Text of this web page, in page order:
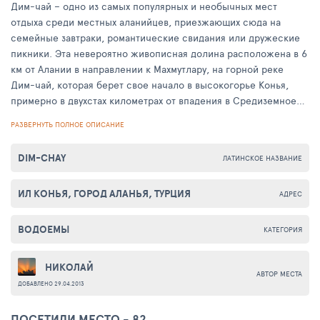
Дим-чай – одно из самых популярных и необычных мест
отдыха среди местных аланийцев, приезжающих сюда на
семейные завтраки, романтические свидания или дружеские
пикники. Эта невероятно живописная долина расположена в 6
км от Алании в направлении к Махмутлару, на горной реке
Дим-чай, которая берет свое начало в высокогорье Конья,
примерно в двухстах километрах от впадения в Средиземное
Дим и съездить на дамбу, чтобы полюбоваться
зеленых холмов.
В 40-е годы река Дим играла большую роль в экономике
орошались только за счет Дим-чая. И сейчас запасы пресной
воды высоко ценятся в Турции, поэтому все водохранилища
тщательно охраняются, а купаться в них строжайше
РАЗВЕРНУТЬ ПОЛНОЕ ОПИСАНИЕ
ЛАТИНСКОЕ НАЗВАНИЕ
DIM-CHAY
АДРЕС
ИЛ КОНЬЯ, ГОРОД АЛАНЬЯ, ТУРЦИЯ
КАТЕГОРИЯ
ВОДОЕМЫ
АВТОР МЕСТА
НИКОЛАЙ
ДОБАВЛЕНО 29.04.2013